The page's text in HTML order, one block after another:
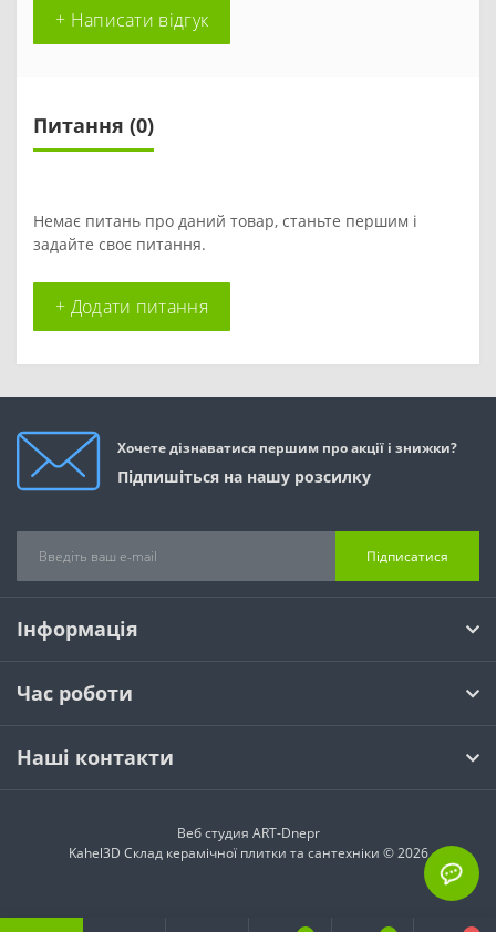
+ Написати відгук
Питання (0)
Немає питань про даний товар, станьте першим і
задайте своє питання.
+ Додати питання
Хочете дізнаватися першим про акції і знижки?
Підпишіться на нашу розсилку
Підписатися
Інформація
Час роботи
Наші контакти
Веб студия ART-Dnepr
Kahel3D Склад керамічної плитки та сантехніки © 2026